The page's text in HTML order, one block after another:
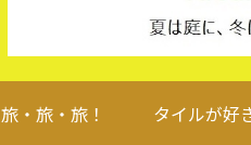
旅・旅・旅！ タイルが好